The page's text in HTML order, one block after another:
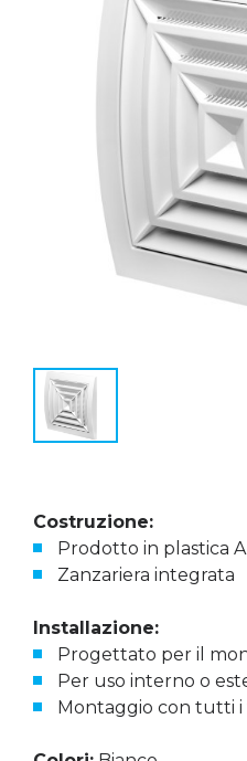
Costruzione:
Prodotto in plastica
Zanzariera integrata
Installazione:
Progettato per il
Per uso interno o
Montaggio con tutti